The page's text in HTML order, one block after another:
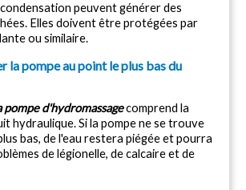
peuvent générer des
Elles doivent être protégées par
ou similaire.
la pompe au point le plus bas du
d'hydromassage comprend la
hydraulique. Si la pompe ne se trouve
bas, de l'eau restera piégée et pourra
de légionelle, de calcaire et de